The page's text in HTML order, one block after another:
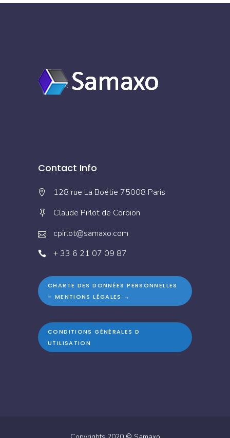
Contact Info
128 rue La Boétie 75008 Paris
Claude Pirlot de Corbion
cpirlot@samaxo.com
+ 33 6 21 07 09 87
CHARTE DES DONNÉES PERSONNELLES
– MENTIONS LÉGALES →
CONDITIONS GÉNÉRALES D
UTILISATION